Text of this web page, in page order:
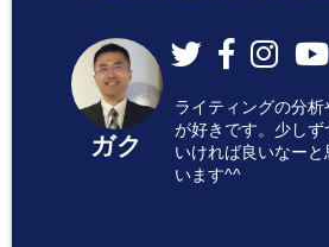
ガク
ライティングの分
が好きです。少し
いければ良いなー
います^^